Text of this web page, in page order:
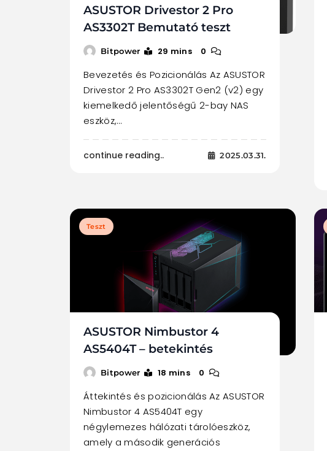
ASUSTOR Drivestor 2 Pro
AS3302T Bemutató teszt
Bitpower 29 mins 0
Bevezetés és Pozicionálás Az ASUSTOR
Drivestor 2 Pro AS3302T Gen2 (v2) egy
kiemelkedő jelentőségű 2-bay NAS
eszköz,…
continue reading.. 2025.03.31.
Teszt
ASUSTOR Nimbustor 4
AS5404T – betekintés
Bitpower 18 mins 0
Áttekintés és pozicionálás Az ASUSTOR
Nimbustor 4 AS5404T egy
négylemezes hálózati tárolóeszköz,
amely a második generációs